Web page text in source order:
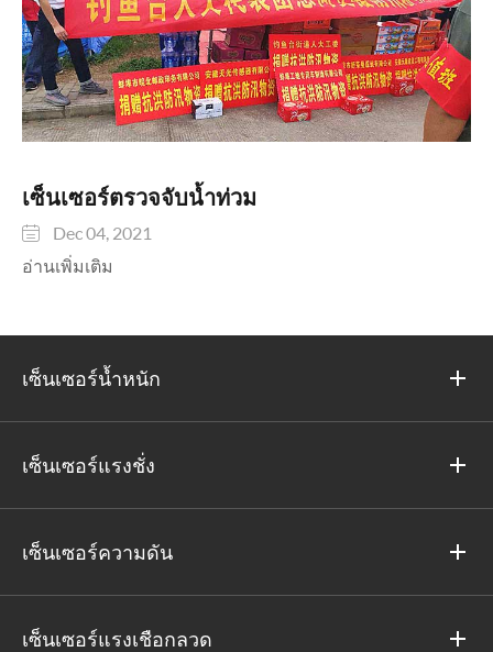
เซ็นเซอร์ตรวจจับน้ำท่วม

Dec 04, 2021
อ่านเพิ่มเติม
เซ็นเซอร์น้ำหนัก
เซ็นเซอร์แรงชั่ง
เซ็นเซอร์ความดัน
เซ็นเซอร์แรงเชือกลวด